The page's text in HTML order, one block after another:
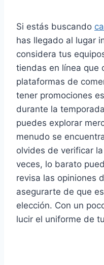
Si estás buscando
has llegado al lugar
considera tus
tiendas en línea que
plataformas de
tener promociones
durante la
puedes explorar
menudo se
olvides de verificar
veces, lo barato
revisa las opiniones
asegurarte de que
elección. Con un
lucir el uniforme de